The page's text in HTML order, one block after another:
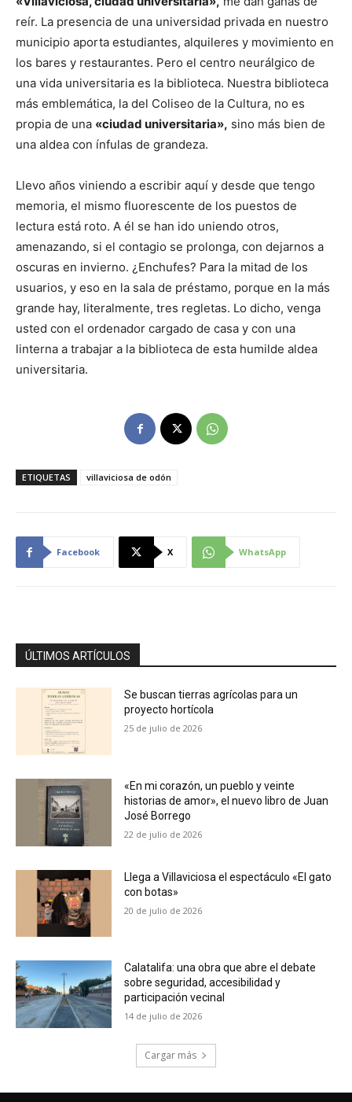
reír. La presencia de una universidad privada en nuestro
municipio aporta estudiantes, alquileres y movimiento en
los bares y restaurantes. Pero el centro neurálgico de
una vida universitaria es la biblioteca. Nuestra biblioteca
más emblemática, la del Coliseo de la Cultura, no es
propia de una «ciudad universitaria», sino más bien de
una aldea con ínfulas de grandeza.
Llevo años viniendo a escribir aquí y desde que tengo
memoria, el mismo fluorescente de los puestos de
lectura está roto. A él se han ido uniendo otros,
amenazando, si el contagio se prolonga, con dejarnos a
oscuras en invierno. ¿Enchufes? Para la mitad de los
usuarios, y eso en la sala de préstamo, porque en la más
grande hay, literalmente, tres regletas. Lo dicho, venga
usted con el ordenador cargado de casa y con una
linterna a trabajar a la biblioteca de esta humilde aldea
universitaria.
ETIQUETAS villaviciosa de odón
Facebook X WhatsApp
ÚLTIMOS ARTÍCULOS
Se buscan tierras agrícolas para un
proyecto hortícola
25 de julio de 2026
«En mi corazón, un pueblo y veinte
historias de amor», el nuevo libro de Juan
José Borrego
22 de julio de 2026
Llega a Villaviciosa el espectáculo «El gato
con botas»
20 de julio de 2026
Calatalifa: una obra que abre el debate
sobre seguridad, accesibilidad y
participación vecinal
14 de julio de 2026
Cargar más